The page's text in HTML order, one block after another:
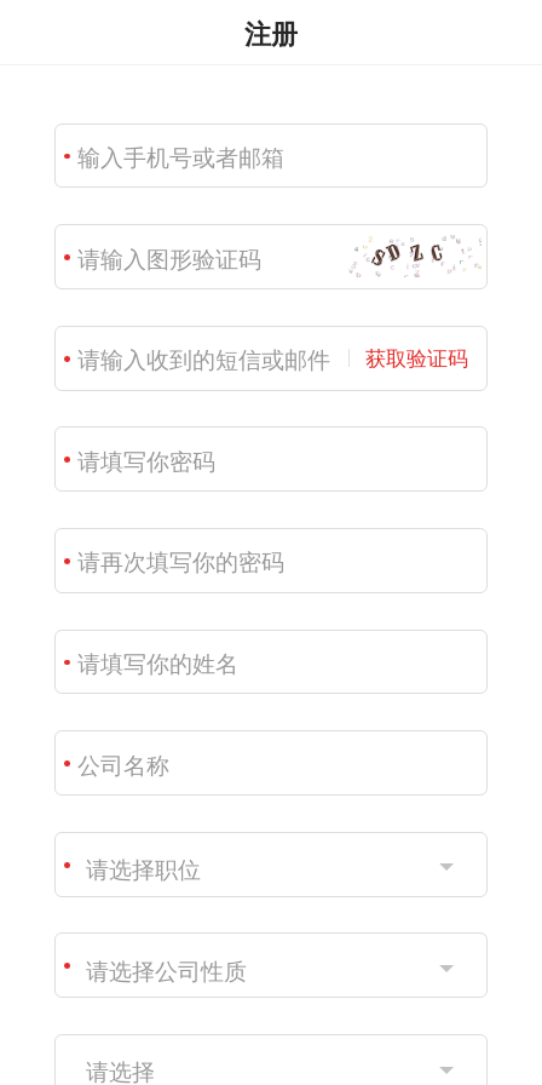
注册
获取验证码